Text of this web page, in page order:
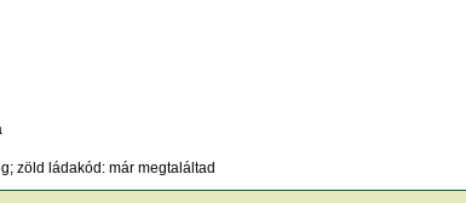
zöld ládakód: már megtaláltad